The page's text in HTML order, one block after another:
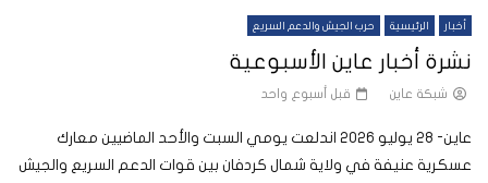
أخبار الرئيسية حرب الجيش والدعم السريع
نشرة أخبار عاين الأسبوعية
شبكة عاين قبل أسبوع واحد
عاين- 28 يوليو 2026 اندلعت يومي السبت والأحد الماضيين معارك
عسكرية عنيفة في ولاية شمال كردفان بين قوات الدعم السريع والجيش